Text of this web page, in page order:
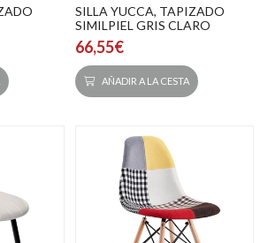
SILLA YUCCA, TAPIZADO
SIMILPIEL GRIS CLARO
66,55€
AÑADIR A LA CESTA